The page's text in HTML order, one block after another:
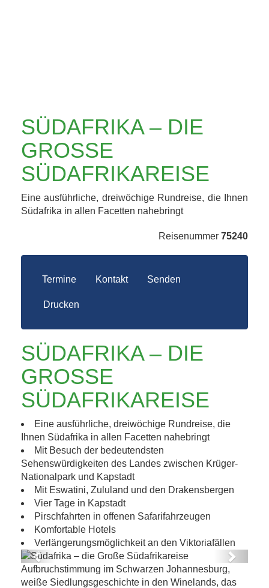
SÜDAFRIKA – DIE
GROSSE S
ÜDAFRIKAREISE
Eine ausführliche, dreiwöchige Rundreise, die Ihnen
Südafrika in allen Facetten nahebringt
Reisenummer 75240
Termine Kontakt Senden
Drucken
SÜDAFRIKA – DIE
GROSSE S
ÜDAFRIKAREISE
Eine ausführliche, dreiwöchige Rundreise, die
Ihnen Südafrika in allen Facetten nahebringt
Mit Besuch der bedeutendsten
Sehenswürdigkeiten des Landes zwischen Krüger-
Nationalpark und Kapstadt
Mit Eswatini, Zululand und den Drakensbergen
Vier Tage in Kapstadt
Pirschfahrten in offenen Safarifahrzeugen
Komfortable Hotels
Verlängerungsmöglichkeit an den Viktoriafällen
Südafrika – die Große Südafrikareise
Previous Next
Aufbruchstimmung im Schwarzen Johannesburg,
weiße Siedlungsgeschichte in den Winelands, das